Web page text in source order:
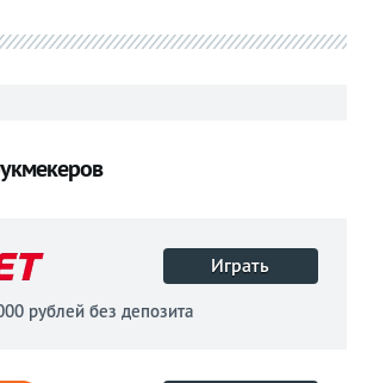
Играть
рублей без депозита